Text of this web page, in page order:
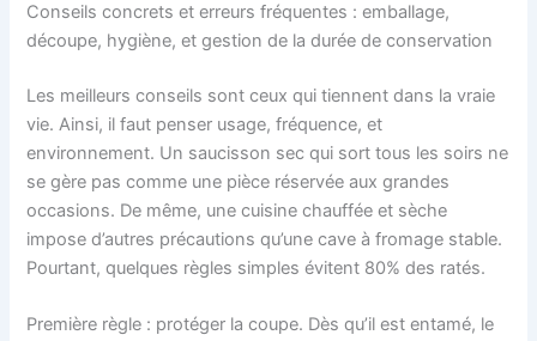
Conseils concrets et erreurs fréquentes : emballage,
découpe, hygiène, et gestion de la durée de conservation
Les meilleurs conseils sont ceux qui tiennent dans la vraie
vie. Ainsi, il faut penser usage, fréquence, et
environnement. Un saucisson sec qui sort tous les soirs ne
se gère pas comme une pièce réservée aux grandes
occasions. De même, une cuisine chauffée et sèche
impose d’autres précautions qu’une cave à fromage stable.
Pourtant, quelques règles simples évitent 80% des ratés.
Première règle : protéger la coupe. Dès qu’il est entamé, le